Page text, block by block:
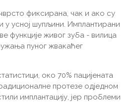
фиксирана, чак и ако су
у усној шупљини. Имплантирани
функције живог зуба - вилица
пуног жвакаћег
око 70% пацијената
протезе одједном
имплантацију, јер проблеми